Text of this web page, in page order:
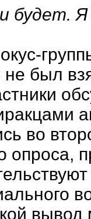
будет.
был
во
опроса,